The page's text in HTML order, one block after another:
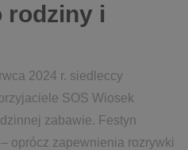
rodziny i
2024 r. siedleccy
SOS Wiosek
zabawie. Festyn
oprócz zapewnienia rozrywki